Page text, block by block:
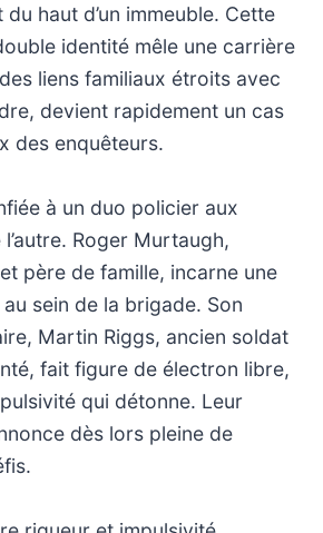
haut d’un immeuble. Cette
identité mêle une carrière
liens familiaux étroits avec
devient rapidement un cas
des enquêteurs.
à un duo policier aux
l’autre. Roger Murtaugh,
père de famille, incarne une
sein de la brigade. Son
Martin Riggs, ancien soldat
fait figure de électron libre,
qui détonne. Leur
dès lors pleine de